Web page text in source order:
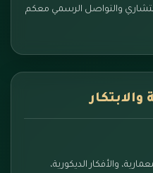
والتواصل الرسمي معكم
والأفكار الديكورية،